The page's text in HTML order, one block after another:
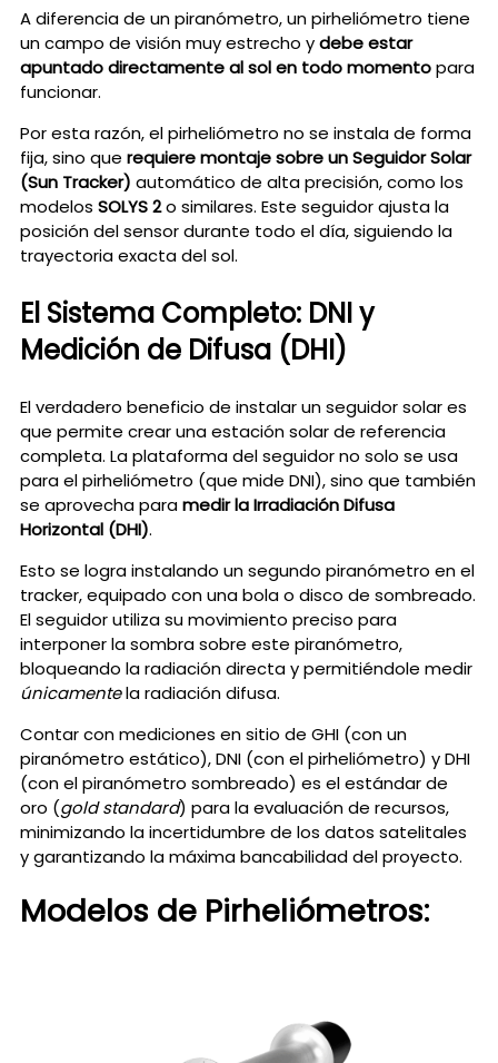
A diferencia de un piranómetro, un pirheliómetro tiene
un campo de visión muy estrecho ydebe estar
apuntado directamente al sol en todo momentopara
funcionar.
Por esta razón, el pirheliómetro no se instala de forma
fija, sino que requiere montaje sobre un Seguidor Solar
(Sun Tracker) automático de alta precisión, como los
modelos SOLYS 2o similares. Este seguidor ajusta la
posición del sensor durante todo el día, siguiendo la
trayectoria exacta del sol.
El Sistema Completo: DNI y
Medición de Difusa (DHI)
El verdadero beneficio de instalar un seguidor solar es
que permite crear una estación solar de referencia
completa. La plataforma del seguidor no solo se usa
para el pirheliómetro (que mide DNI), sino que también
se aprovecha paramedir la Irradiación Difusa
Horizontal (DHI).
Esto se logra instalando un segundo piranómetro en el
tracker, equipado con una bola o disco de sombreado.
El seguidor utiliza su movimiento preciso para
interponer la sombra sobre este piranómetro,
bloqueando la radiación directa y permitiéndole medir
únicamentela radiación difusa.
Contar con mediciones en sitio de GHI (con un
piranómetro estático), DNI (con el pirheliómetro) y DHI
(con el piranómetro sombreado) es el estándar de
oro (gold standard) para la evaluación de recursos,
minimizando la incertidumbre de los datos satelitales
y garantizando la máxima bancabilidad del proyecto.
Modelos de Pirheliómetros: